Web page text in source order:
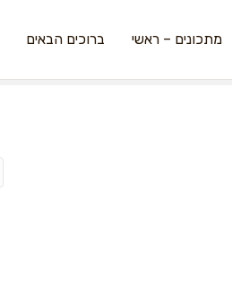
מתכונים – ראשי ברוכים הבאים